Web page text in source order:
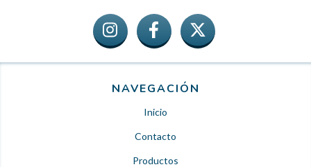
NAVEGACIÓN
Inicio
Contacto
Productos